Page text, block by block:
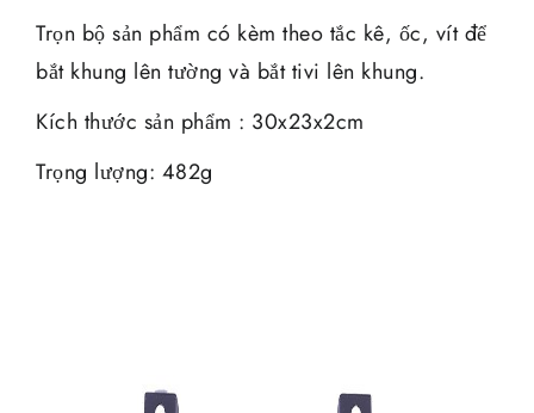
Trọn bộ sản phẩm có kèm theo tắc kê, ốc, vít để
bắt khung lên tường và bắt tivi lên khung.
Kích thước sản phẩm : 30x23x2cm
Trọng lượng: 482g